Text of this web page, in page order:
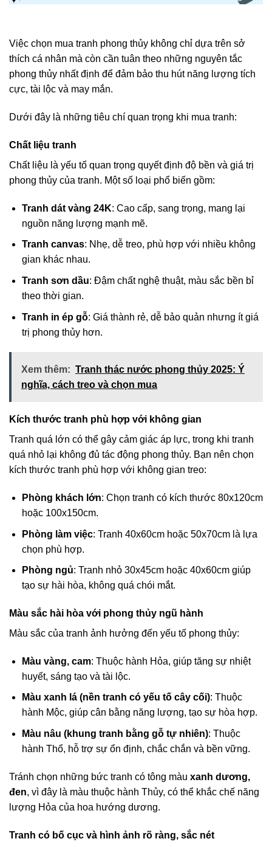
Việc chọn mua tranh phong thủy không chỉ dựa trên sở
thích cá nhân mà còn cần tuân theo những nguyên tắc
phong thủy nhất định để đảm bảo thu hút năng lượng tích
cực, tài lộc và may mắn.
Dưới đây là những tiêu chí quan trọng khi mua tranh:
Chất liệu tranh
Chất liệu là yếu tố quan trọng quyết định độ bền và giá trị
phong thủy của tranh. Một số loại phổ biến gồm:
Tranh dát vàng 24K: Cao cấp, sang trọng, mang lại
nguồn năng lượng mạnh mẽ.
Tranh canvas: Nhẹ, dễ treo, phù hợp với nhiều không
gian khác nhau.
Tranh sơn dầu: Đậm chất nghệ thuật, màu sắc bền bỉ
theo thời gian.
Tranh in ép gỗ: Giá thành rẻ, dễ bảo quản nhưng ít giá
trị phong thủy hơn.
Xem thêm: Tranh thác nước phong thủy 2025: Ý
nghĩa, cách treo và chọn mua
Kích thước tranh phù hợp với không gian
Tranh quá lớn có thể gây cảm giác áp lực, trong khi tranh
quá nhỏ lại không đủ tác động phong thủy. Bạn nên chọn
kích thước tranh phù hợp với không gian treo:
Phòng khách lớn: Chọn tranh có kích thước 80x120cm
hoặc 100x150cm.
Phòng làm việc: Tranh 40x60cm hoặc 50x70cm là lựa
chọn phù hợp.
Phòng ngủ: Tranh nhỏ 30x45cm hoặc 40x60cm giúp
tạo sự hài hòa, không quá chói mắt.
Màu sắc hài hòa với phong thủy ngũ hành
Màu sắc của tranh ảnh hưởng đến yếu tố phong thủy:
Màu vàng, cam: Thuộc hành Hỏa, giúp tăng sự nhiệt
huyết, sáng tạo và tài lộc.
Màu xanh lá (nền tranh có yếu tố cây cối): Thuộc
hành Mộc, giúp cân bằng năng lượng, tạo sự hòa hợp.
Màu nâu (khung tranh bằng gỗ tự nhiên): Thuộc
hành Thổ, hỗ trợ sự ổn định, chắc chắn và bền vững.
Tránh chọn những bức tranh có tông màu xanh dương,
đen, vì đây là màu thuộc hành Thủy, có thể khắc chế năng
lượng Hỏa của hoa hướng dương.
Tranh có bố cục và hình ảnh rõ ràng, sắc nét